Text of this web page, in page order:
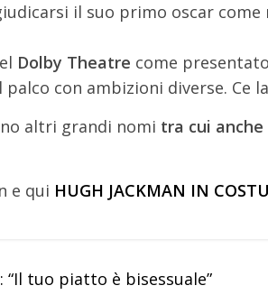
il suo primo oscar
Dolby Theatre come
con ambizioni diverse. Ce
altri grandi nomi tra cui anche
e qui HUGH JACKMAN IN
tuo piatto è bisessuale”